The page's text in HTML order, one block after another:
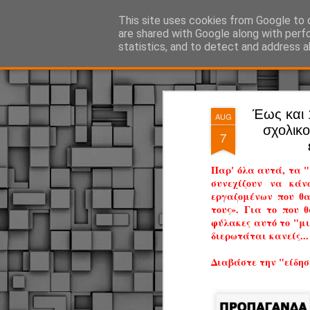
AUG
7
Έως και
Παρ' όλα αυτά, τα
συνεχίζουν να
εργαζομένων που
τους». Για το που
φύλακες αυτό το
διερωτάται κανείς...
Διαβάστε την
This site uses cookies from Google to
are shared with Google along with
statistics, and to detect and address
ΔΗΜΟΤΙΚΗ ΑΣΤΥΝΟΜΙΑ, τα νέα!